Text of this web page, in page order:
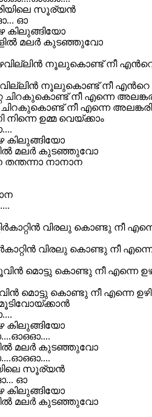
സൂര്യന്‍
ഓ
കിലുങ്ങിയോ
മലര്‍ കുടഞ്ഞുവോ
നൂലുകൊണ്ട് നീ
നൂലുകൊണ്ട് നീ എന്‍റെ
ചിറകുകൊണ്ട് നീ എന്നെ
നീ എന്നെ
ഉമ്മ വെയ്ക്കാം
കിലുങ്ങിയോ
മലര്‍ കുടഞ്ഞുവോ
തന്തന്നാ നാനാന
വിരലു കൊണ്ടു നീ
വിരലു കൊണ്ടു നീ
മൊട്ടു കൊണ്ടു നീ എന്നെ
മൊട്ടു കൊണ്ടു നീ എന്നെ
കിലുങ്ങിയോ
മലര്‍ കുടഞ്ഞുവോ
സൂര്യന്‍
ഓ
കിലുങ്ങിയോ
മലര്‍ കുടഞ്ഞുവോ